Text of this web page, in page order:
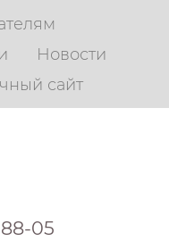
Новости
сайт
05